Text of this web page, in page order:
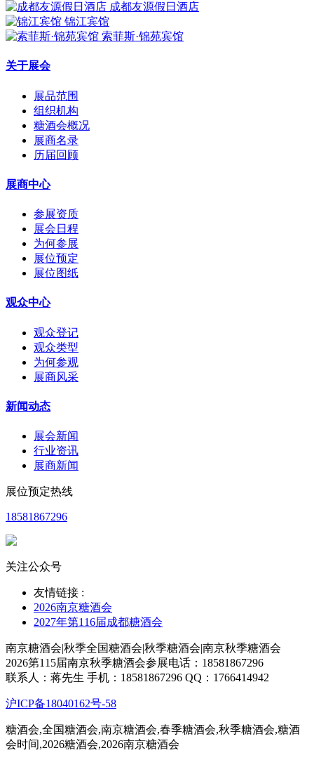
成都友源假日酒店
锦江宾馆
索菲斯·锦苑宾馆
关于展会
展品范围
组织机构
糖酒会概况
展商名录
历届回顾
展商中心
参展资质
展会日程
为何参展
展位预定
展位图纸
观众中心
观众登记
观众类型
为何参观
展商风采
新闻动态
展会新闻
行业资讯
展商新闻
展位预定热线
18581867296
关注公众号
友情链接 :
2026南京糖酒会
2027年第116届成都糖酒会
南京糖酒会|秋季全国糖酒会|秋季糖酒会|南京秋季糖酒会
2026第115届南京秋季糖酒会参展电话：18581867296
联系人：蒋先生 手机：18581867296 QQ：1766414942
沪ICP备18040162号-58
糖酒会,全国糖酒会,南京糖酒会,春季糖酒会,秋季糖酒会,糖酒
会时间,2026糖酒会,2026南京糖酒会